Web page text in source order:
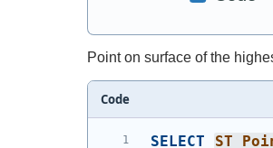
Point on surface of the
Code
SELECT